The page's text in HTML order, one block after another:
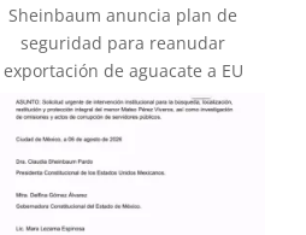
Sheinbaum anuncia plan de
seguridad para reanudar
exportación de aguacate a EU